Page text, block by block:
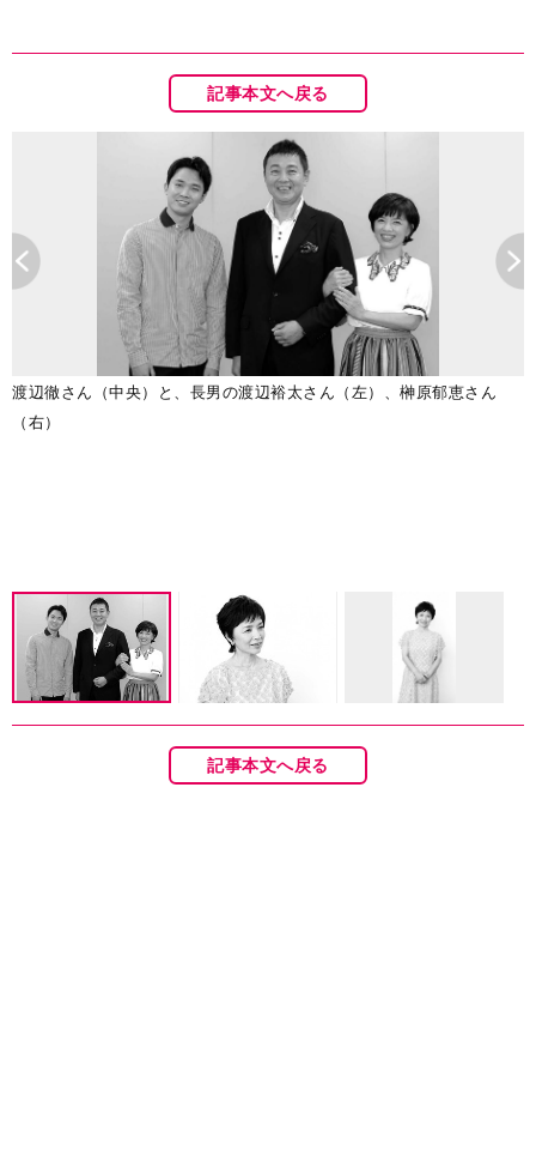
記事本文へ戻る
渡辺徹さん（中央）と、長男の渡辺裕太さん（左）、榊原郁恵さん
（右）
記事本文へ戻る